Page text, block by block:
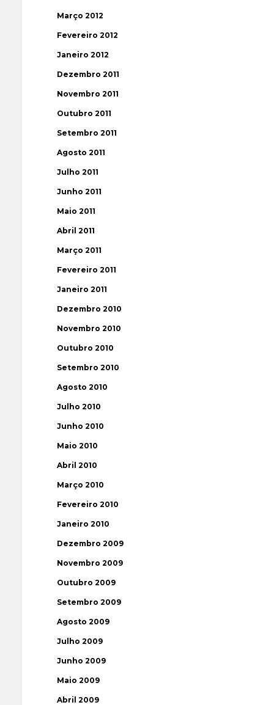
Março 2012
Fevereiro 2012
Janeiro 2012
Dezembro 2011
Novembro 2011
Outubro 2011
Setembro 2011
Agosto 2011
Julho 2011
Junho 2011
Maio 2011
Abril 2011
Março 2011
Fevereiro 2011
Janeiro 2011
Dezembro 2010
Novembro 2010
Outubro 2010
Setembro 2010
Agosto 2010
Julho 2010
Junho 2010
Maio 2010
Abril 2010
Março 2010
Fevereiro 2010
Janeiro 2010
Dezembro 2009
Novembro 2009
Outubro 2009
Setembro 2009
Agosto 2009
Julho 2009
Junho 2009
Maio 2009
Abril 2009